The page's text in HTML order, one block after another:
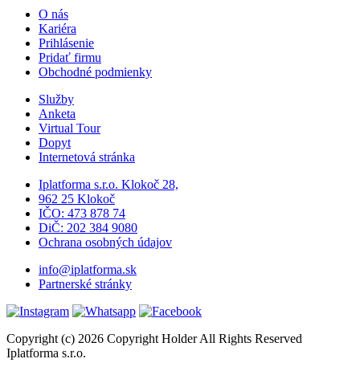
O nás
Kariéra
Prihlásenie
Pridať firmu
Obchodné podmienky
Služby
Anketa
Virtual Tour
Dopyt
Internetová stránka
Iplatforma s.r.o. Klokoč 28,
962 25 Klokoč
IČO: 473 878 74
DiČ: 202 384 9080
Ochrana osobných údajov
info@iplatforma.sk
Partnerské stránky
Copyright (c) 2026 Copyright Holder All Rights Reserved
Iplatforma s.r.o.